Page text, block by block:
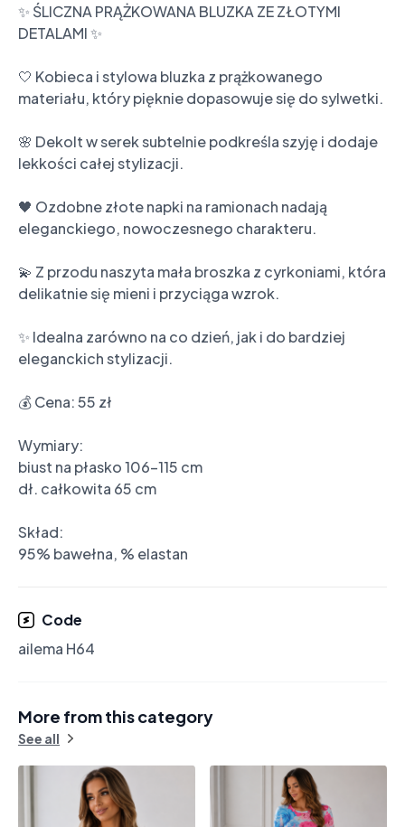
✨ ŚLICZNA PRĄŻKOWANA BLUZKA ZE ZŁOTYMI
DETALAMI ✨
🤍 Kobieca i stylowa bluzka z prążkowanego
materiału, który pięknie dopasowuje się do sylwetki.
🌸 Dekolt w serek subtelnie podkreśla szyję i dodaje
lekkości całej stylizacji.
🖤 Ozdobne złote napki na ramionach nadają
eleganckiego, nowoczesnego charakteru.
💫 Z przodu naszyta mała broszka z cyrkoniami, która
delikatnie się mieni i przyciąga wzrok.
✨ Idealna zarówno na co dzień, jak i do bardziej
eleganckich stylizacji.
💰 Cena: 55 zł
Wymiary:
biust na płasko 106-115 cm
dł. całkowita 65 cm
Skład:
95% bawełna, % elastan
Code
ailema H64
More from this category
See all